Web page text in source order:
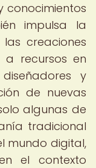
conocimientos
impulsa la
creaciones
a recursos en
y
de nuevas
algunas de
tradicional
mundo digital,
el contexto